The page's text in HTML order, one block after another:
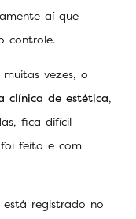
aí que
controle.
vezes, o
clínica de estética,
fica difícil
feito e com
registrado no